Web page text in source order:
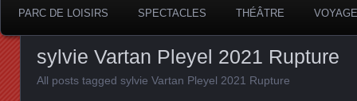
PARC DE LOISIRS SPECTACLES THÉÂTRE
sylvie Vartan Pleyel 2021 Rupture
All posts tagged sylvie Vartan Pleyel 2021 Rupture